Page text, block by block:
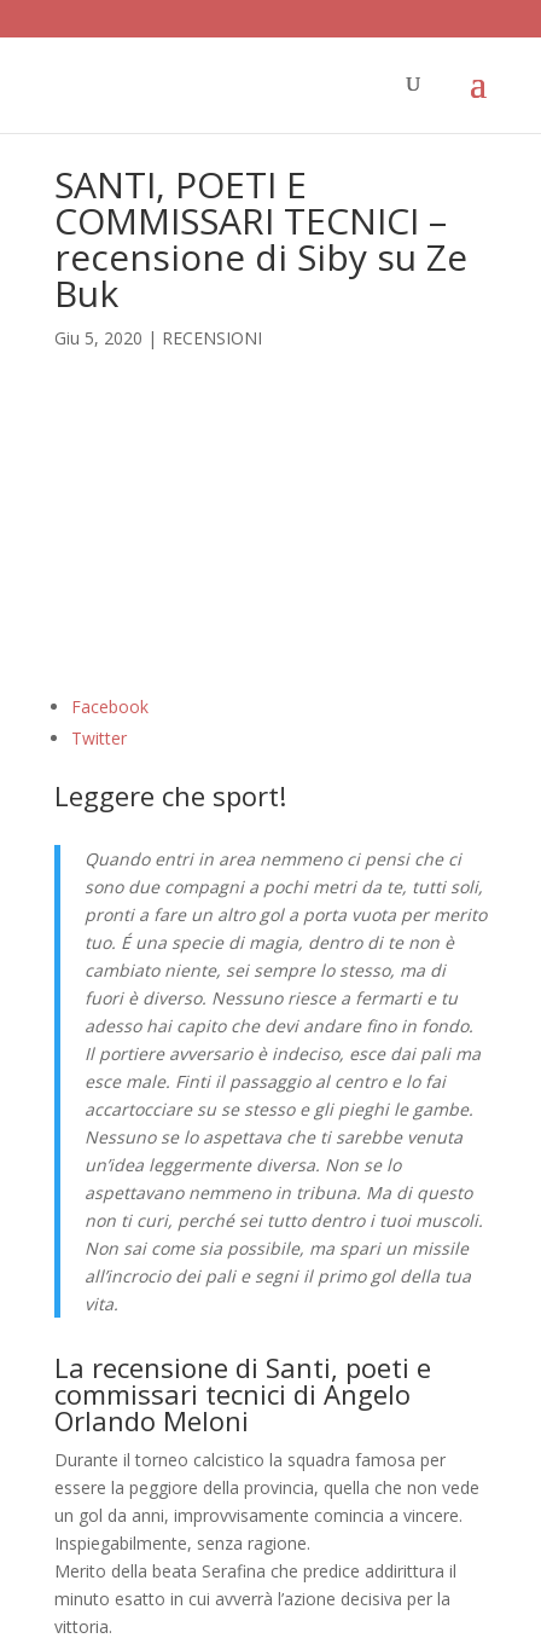
SANTI, POETI E
COMMISSARI TECNICI –
recensione di Siby su Ze
Buk
Giu 5, 2020 | RECENSIONI
Facebook
Twitter
Leggere che sport!
Quando entri in area nemmeno ci pensi che ci
sono due compagni a pochi metri da te, tutti soli,
pronti a fare un altro gol a porta vuota per merito
tuo. É una specie di magia, dentro di te non è
cambiato niente, sei sempre lo stesso, ma di
fuori è diverso. Nessuno riesce a fermarti e tu
adesso hai capito che devi andare fino in fondo.
Il portiere avversario è indeciso, esce dai pali ma
esce male. Finti il passaggio al centro e lo fai
accartocciare su se stesso e gli pieghi le gambe.
Nessuno se lo aspettava che ti sarebbe venuta
un’idea leggermente diversa. Non se lo
aspettavano nemmeno in tribuna. Ma di questo
non ti curi, perché sei tutto dentro i tuoi muscoli.
Non sai come sia possibile, ma spari un missile
all’incrocio dei pali e segni il primo gol della tua
vita.
La recensione di Santi, poeti e
commissari tecnici di Angelo
Orlando Meloni
Durante il torneo calcistico la squadra famosa per
essere la peggiore della provincia, quella che non vede
un gol da anni, improvvisamente comincia a vincere.
Inspiegabilmente, senza ragione.
Merito della beata Serafina che predice addirittura il
minuto esatto in cui avverrà l’azione decisiva per la
vittoria.